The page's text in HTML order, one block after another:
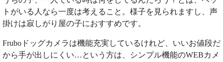
トがいる人なら一度は考えること。様子を見られますし、声
掛けは寂しがり屋の子におすすめです。
Fruboドッグカメラは機能充実しているけれど、いいお値段だ
から手が出しにくい…という方は、シンプル機能のWEBカメ